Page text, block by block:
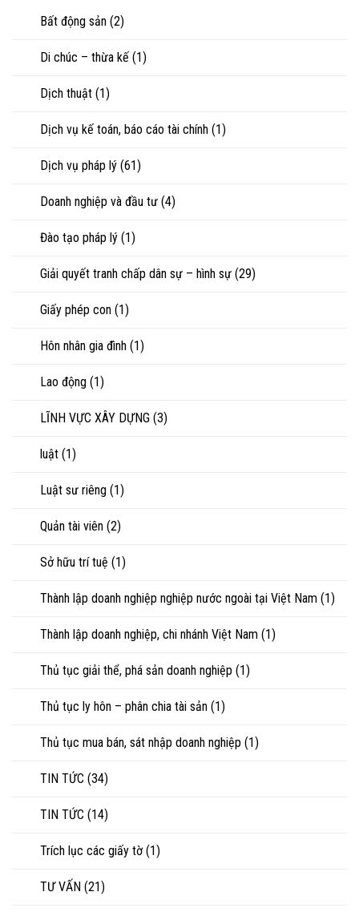
chấp
Bất động sản (2)
Di chúc – thừa kế (1)
Dịch thuật (1)
Dịch vụ kế toán, báo cáo tài chính (1)
Dịch vụ pháp lý (61)
Doanh nghiệp và đầu tư (4)
Đào tạo pháp lý (1)
Giải quyết tranh chấp dân sự – hình sự (29)
Giấy phép con (1)
Hôn nhân gia đình (1)
Lao động (1)
LĨNH VỰC XÂY DỰNG (3)
luật (1)
Luật sư riêng (1)
Quản tài viên (2)
Sở hữu trí tuệ (1)
Thành lập doanh nghiệp nghiệp nước ngoài tại Việt Nam (1)
Thành lập doanh nghiệp, chi nhánh Việt Nam (1)
Thủ tục giải thể, phá sản doanh nghiệp (1)
Thủ tục ly hôn – phân chia tài sản (1)
Thủ tục mua bán, sát nhập doanh nghiệp (1)
TIN TỨC (34)
TIN TỨC (14)
Trích lục các giấy tờ (1)
TƯ VẤN (21)